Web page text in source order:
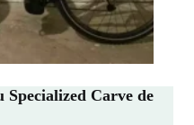
Specialized Carve de